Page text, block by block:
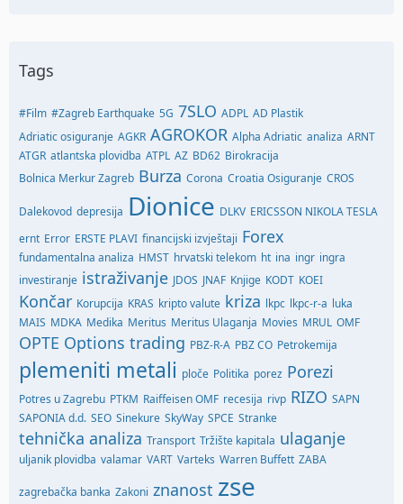
Tags
#Film #Zagreb Earthquake 5G 7SLO ADPL AD Plastik
Adriatic osiguranje AGKR AGROKOR Alpha Adriatic analiza ARNT
ATGR atlantska plovidba ATPL AZ BD62 Birokracija
Bolnica Merkur Zagreb Burza Corona Croatia Osiguranje CROS
Dalekovod depresija Dionice DLKV ERICSSON NIKOLA TESLA
ernt Error ERSTE PLAVI financijski izvještaji Forex
fundamentalna analiza HMST hrvatski telekom ht ina ingr ingra
investiranje istraživanje JDOS JNAF Knjige KODT KOEI
Končar Korupcija KRAS kripto valute kriza lkpc lkpc-r-a luka
MAIS MDKA Medika Meritus Meritus Ulaganja Movies MRUL OMF
OPTE Options trading PBZ-R-A PBZ CO Petrokemija
plemeniti metali ploče Politika porez Porezi
Potres u Zagrebu PTKM Raiffeisen OMF recesija rivp RIZO SAPN
SAPONIA d.d. SEO Sinekure SkyWay SPCE Stranke
tehnička analiza Transport Tržište kapitala ulaganje
uljanik plovidba valamar VART Varteks Warren Buffett ZABA
zagrebačka banka Zakoni znanost zse